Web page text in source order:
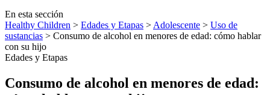
En esta sección
Healthy Children > Edades y Etapas > Adolescente > Uso de
sustancias > Consumo de alcohol en menores de edad: cómo hablar
con su hijo
Edades y Etapas
Consumo de alcohol en menores de edad: